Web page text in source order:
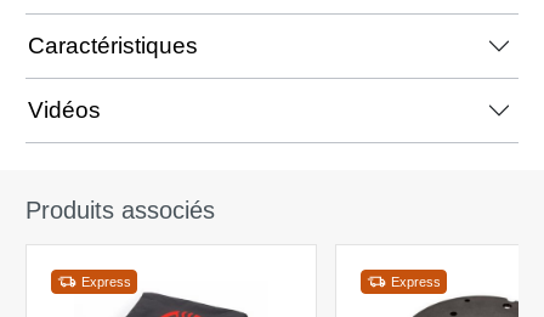
Caractéristiques
Vidéos
Produits associés
Express Express